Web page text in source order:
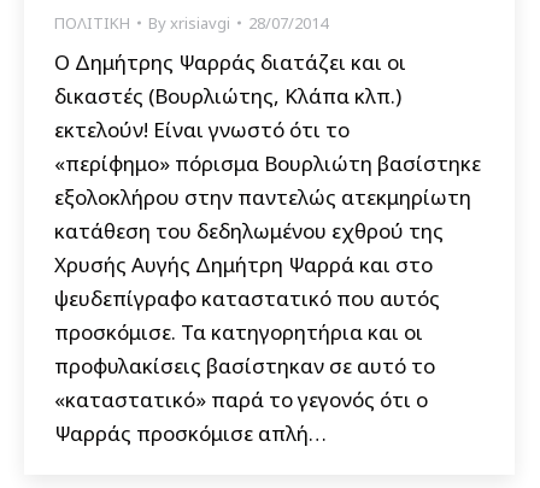
ΠΟΛΙΤΙΚΗ Byxrisiavgi 28/07/2014
Ο Δημήτρης Ψαρράς διατάζει και οι
δικαστές (Βουρλιώτης, Κλάπα κλπ.)
εκτελούν! Είναι γνωστό ότι το
«περίφημο» πόρισμα Βουρλιώτη βασίστηκε
εξολοκλήρου στην παντελώς ατεκμηρίωτη
κατάθεση του δεδηλωμένου εχθρού της
Χρυσής Αυγής Δημήτρη Ψαρρά και στο
ψευδεπίγραφο καταστατικό που αυτός
προσκόμισε. Τα κατηγορητήρια και οι
προφυλακίσεις βασίστηκαν σε αυτό το
«καταστατικό» παρά το γεγονός ότι ο
Ψαρράς προσκόμισε απλή…